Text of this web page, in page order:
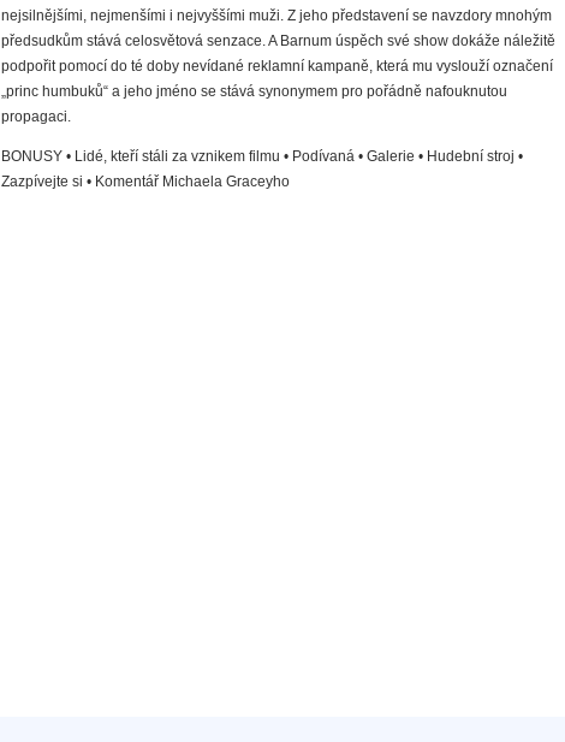
nejsilnějšími, nejmenšími i nejvyššími muži. Z jeho představení se navzdory mnohým
předsudkům stává celosvětová senzace. A Barnum úspěch své show dokáže náležitě
podpořit pomocí do té doby nevídané reklamní kampaně, která mu vyslouží označení
„princ humbuků“ a jeho jméno se stává synonymem pro pořádně nafouknutou
propagaci.
BONUSY • Lidé, kteří stáli za vznikem filmu • Podívaná • Galerie • Hudební stroj •
Zazpívejte si • Komentář Michaela Graceyho